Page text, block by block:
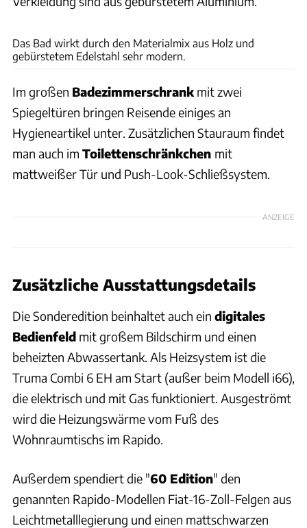
Das Bad wirkt durch den Materialmix aus Holz und
gebürstetem Edelstahl sehr modern.
Im großen Badezimmerschrank mit zwei
Spiegeltüren bringen Reisende einiges an
Hygieneartikel unter. Zusätzlichen Stauraum findet
man auch im Toilettenschränkchen mit
mattweißer Tür und Push-Look-Schließsystem.
ANZEIGE
Zusätzliche Ausstattungsdetails
Die Sonderedition beinhaltet auch ein digitales
Bedienfeld mit großem Bildschirm und einen
beheizten Abwassertank. Als Heizsystem ist die
Truma Combi 6 EH am Start (außer beim Modell i66),
die elektrisch und mit Gas funktioniert. Ausgeströmt
wird die Heizungswärme vom Fuß des
Wohnraumtischs im Rapido.
Außerdem spendiert die "60 Edition" den
genannten Rapido-Modellen Fiat-16-Zoll-Felgen aus
Leichtmetalllegierung und einen mattschwarzen